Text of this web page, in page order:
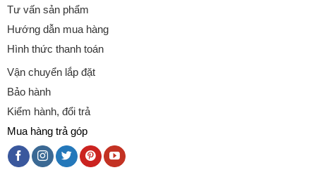
Tư vấn sản phẩm
Hướng dẫn mua hàng
Hình thức thanh toán
Vận chuyển lắp đặt
Bảo hành
Kiểm hành, đổi trả
Mua hàng trả góp